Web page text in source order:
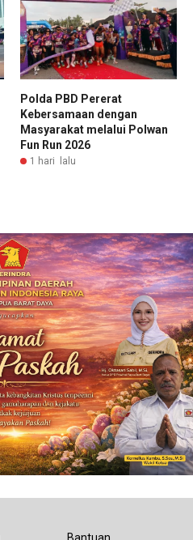
Polda PBD Pererat
Kebersamaan dengan
Masyarakat melalui Polwan
Fun Run 2026
1 hari lalu
Bantuan